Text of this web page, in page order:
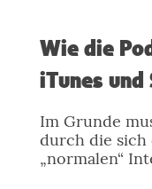
Wie die
iTunes
Im Grunde
durch die sich
„normalen“